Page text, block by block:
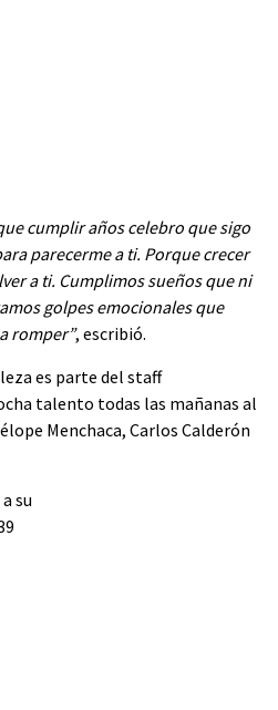
cumplir años celebro que sigo
parecerme a ti. Porque crecer
a ti. Cumplimos sueños que ni
golpes emocionales que
romper”, escribió.
es parte del staff
talento todas las mañanas al
Menchaca, Carlos Calderón